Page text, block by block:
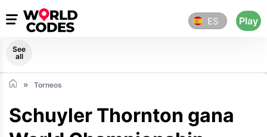
ES Play
See
all
Torneos
Schuyler Thornton gana